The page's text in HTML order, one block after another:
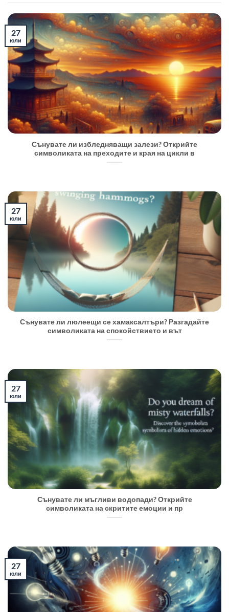
Сънувате ли избледняващи залези? Открийте
символиката на преходите и края на цикли в
27
юли
Сънувате ли люлеещи се хамаксалтъри? Разгадайте
символиката на спокойствието и вът
27
юли
Сънувате ли мъгливи водопади? Открийте
символиката на скритите емоции и пр
27
юли
27
юли